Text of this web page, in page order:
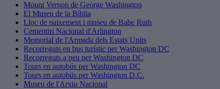
Mount Vernon de George Washington
El Museu de la Bíblia
Lloc de naixement i museu de Babe Ruth
Cementiri Nacional d'Arlington
Memorial de l'Armada dels Estats Units
Recorreguts en bus turístic per Washington DC
Recorreguts a peu per Washington DC
Tours en autobús per Washington DC
Tours en autobús per Washington D.C.
Museu de l'Arxiu Nacional